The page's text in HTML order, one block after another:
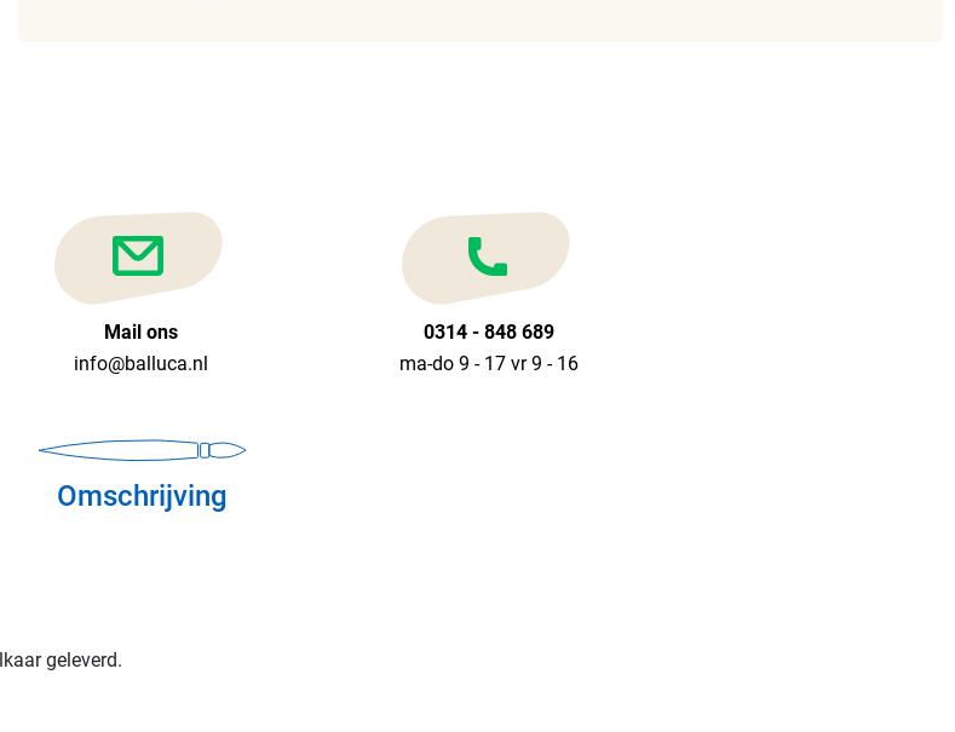
Mail ons
info@balluca.nl
0314 - 848 689
ma-do 9 - 17 vr 9 - 16
Omschrijving
geleverd.